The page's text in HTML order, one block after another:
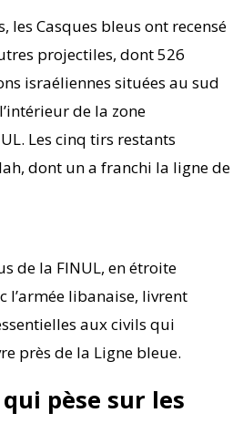
les Casques bleus ont recensé
projectiles, dont 526
israéliennes situées au sud
de la zone
Les cinq tirs restants
dont un a franchi la ligne de
de la FINUL, en étroite
l’armée libanaise, livrent
aux civils qui
près de la Ligne bleue.
pèse sur les